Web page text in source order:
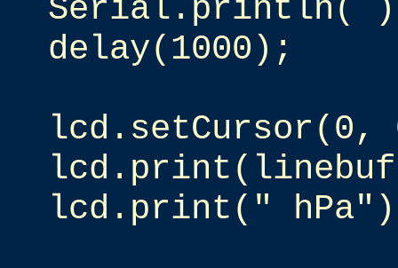
Serial.println(
delay(1000);
lcd.setCursor(0,
lcd.print("